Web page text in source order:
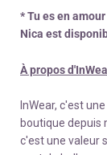
* Tu es en
Nica est
À propos
InWear, c'est
boutique depuis
c'est une valeur